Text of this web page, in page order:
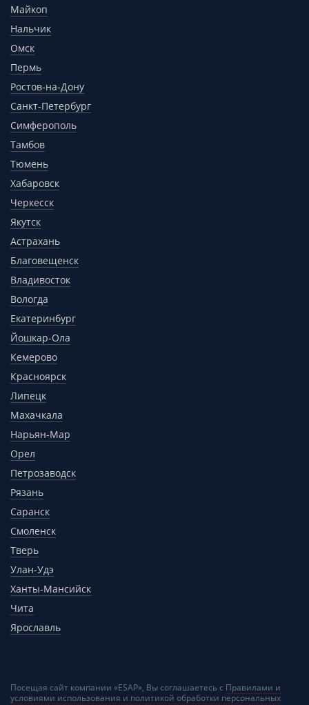
Майкоп
Нальчик
Омск
Пермь
Ростов-на-Дону
Санкт-Петербург
Симферополь
Тамбов
Тюмень
Хабаровск
Черкесск
Якутск
Астрахань
Благовещенск
Владивосток
Вологда
Екатеринбург
Йошкар-Ола
Кемерово
Красноярск
Липецк
Махачкала
Нарьян-Мар
Орел
Петрозаводск
Рязань
Саранск
Смоленск
Тверь
Улан-Удэ
Ханты-Мансийск
Чита
Ярославль
Посещая сайт компании «ESAP», Вы соглашаетесь с Правилами и
условиями использования и политикой обработки персональных